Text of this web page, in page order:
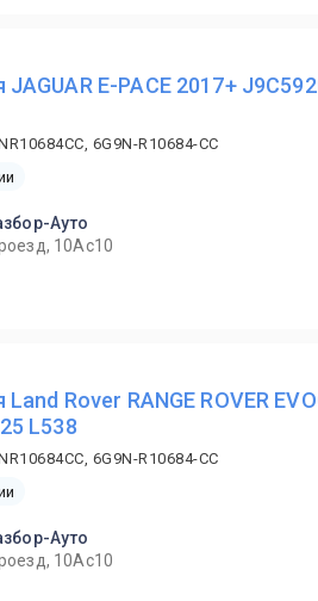
E-PACE 2017+
6G9N-R10684-CC
Ауто
10Ас10
Rover RANGE ROVER
L538
6G9N-R10684-CC
Ауто
10Ас10